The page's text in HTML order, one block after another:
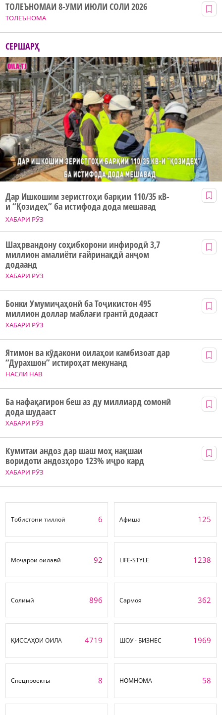
ТОЛЕЪНОМА
ТОЛЕЪНОМАИ 8-УМИ ИЮЛИ СОЛИ 2026
СЕРШАРҲ
ХАБАРИ РӮЗ
Дар Ишкошим зеристгоҳи барқии 110/35 кВ-
и “Қозидеҳ” ба истифода дода мешавад
ХАБАРИ РӮЗ
Шаҳрвандону соҳибкорони инфиродӣ 3,7
миллион амалиёти ғайринақдӣ анҷом
додаанд
ХАБАРИ РӮЗ
Бонки Умумиҷаҳонӣ ба Тоҷикистон 495
миллион доллар маблағи грантӣ додааст
НАСЛИ НАВ
Ятимон ва кӯдакони оилаҳои камбизоат дар
“Дурахшон” истироҳат мекунанд
ХАБАРИ РӮЗ
Ба нафақагирон беш аз ду миллиард сомонӣ
дода шудааст
ХАБАРИ РӮЗ
Кумитаи андоз дар шаш моҳ нақшаи
воридоти андозҳоро 123% иҷро кард
Тобистони тиллоӣ 6 Афиша 125
Моҷарои оилавӣ 92 LIFE-STYLE 1238
Солимӣ 896 Сармоя 362
ҚИССАҲОИ ОИЛА 4719 ШОУ - БИЗНЕС 1969
Спецпроекты 8 НОМНОМА 58